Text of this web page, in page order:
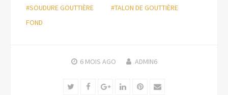
#SOUDURE GOUTTIÈRE
#TALON DE GOUTTIÈRE
FOND
6 MOIS AGO ADMIN6
TwitterFacebookGoogle+LinkedInPinterest
Email